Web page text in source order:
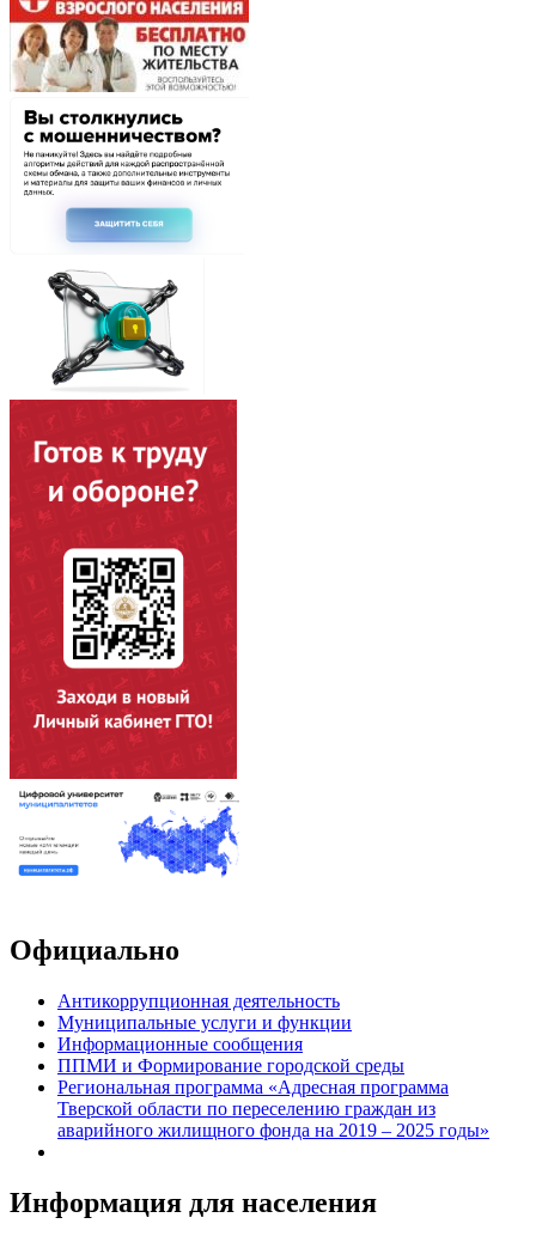
Официально
Антикоррупционная деятельность
Муниципальные услуги и функции
Информационные сообщения
ППМИ и Формирование городской среды
Региональная программа «Адресная программа
Тверской области по переселению граждан из
аварийного жилищного фонда на 2019 – 2025 годы»
Информация для населения